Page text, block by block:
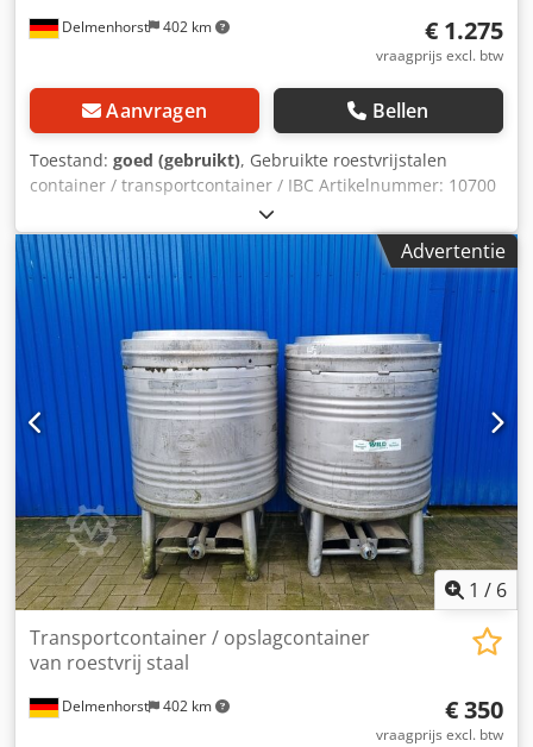
goederenuitgifte, logistiek, terugbouw en volledige
oplevering. Of u nu op ons bent gewezen via
zwaarlastrek / zwaarlastrek-systeem – wij garanderen de
beste voorwaarden. Neem contact met ons op voor een
vrijblijvende offerte!
Delmenhorst 402 km € 1.275
vraagprijs excl. btw
Aanvragen Bellen
Toestand: goed (gebruikt), Gebruikte roestvrijstalen
container / transportcontainer / IBC Artikelnummer: 10700
Laatste gebruik: Aromaproductie Inhoud: 1000 liter Type:
Staand in roestvrijstalen stapelframe Materiaal
(bevochtigde onderdelen): 1.4301 / AISI304 Mangat:
400mm Uitvoering: Enkelwandig Werkdruk volgens
typeplaatje: +0,27 Bar Dcjdpfx Acjkn R Hrsdek Afmetingen
tank: Totale breedte: 1000mm Totale lengte: 1200mm
Totale hoogte: 1525mm Materialen: Binnenkant: 1.4301 /
AISI 304 Buitenkant: 1.4301 / AISI 304 Voorzieningen:
Typeplaatje: Ja Diameter uitloop: 32mm Afvoerkraan:
Kogelkraan Afstand afvoer tot vloer: 230mm Gewicht leeg:
Advertentie
1 / 6
Delmenhorst 402 km
Transportcontainer / opslagcontainer
van roestvrij staal
€ 350
vraagprijs excl. btw